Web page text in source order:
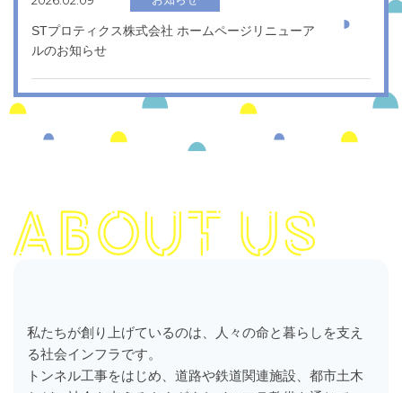
STプロティクス株式会社 ホームページリニューア
ルのお知らせ
私たちが創り上げているのは、人々の命と暮らしを支え
る社会インフラです。
トンネル工事をはじめ、道路や鉄道関連施設、都市土木